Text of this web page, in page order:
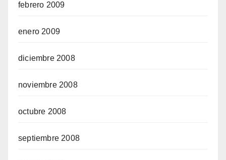
febrero 2009
enero 2009
diciembre 2008
noviembre 2008
octubre 2008
septiembre 2008